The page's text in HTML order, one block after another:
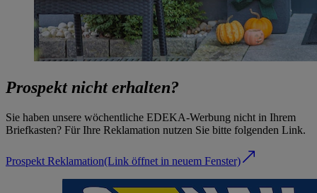
Prospekt nicht erhalten?
Sie haben unsere wöchentliche EDEKA-Werbung nicht in Ihrem
Briefkasten? Für Ihre Reklamation nutzen Sie bitte folgenden Link.
Prospekt Reklamation(Link öffnet in neuem Fenster)